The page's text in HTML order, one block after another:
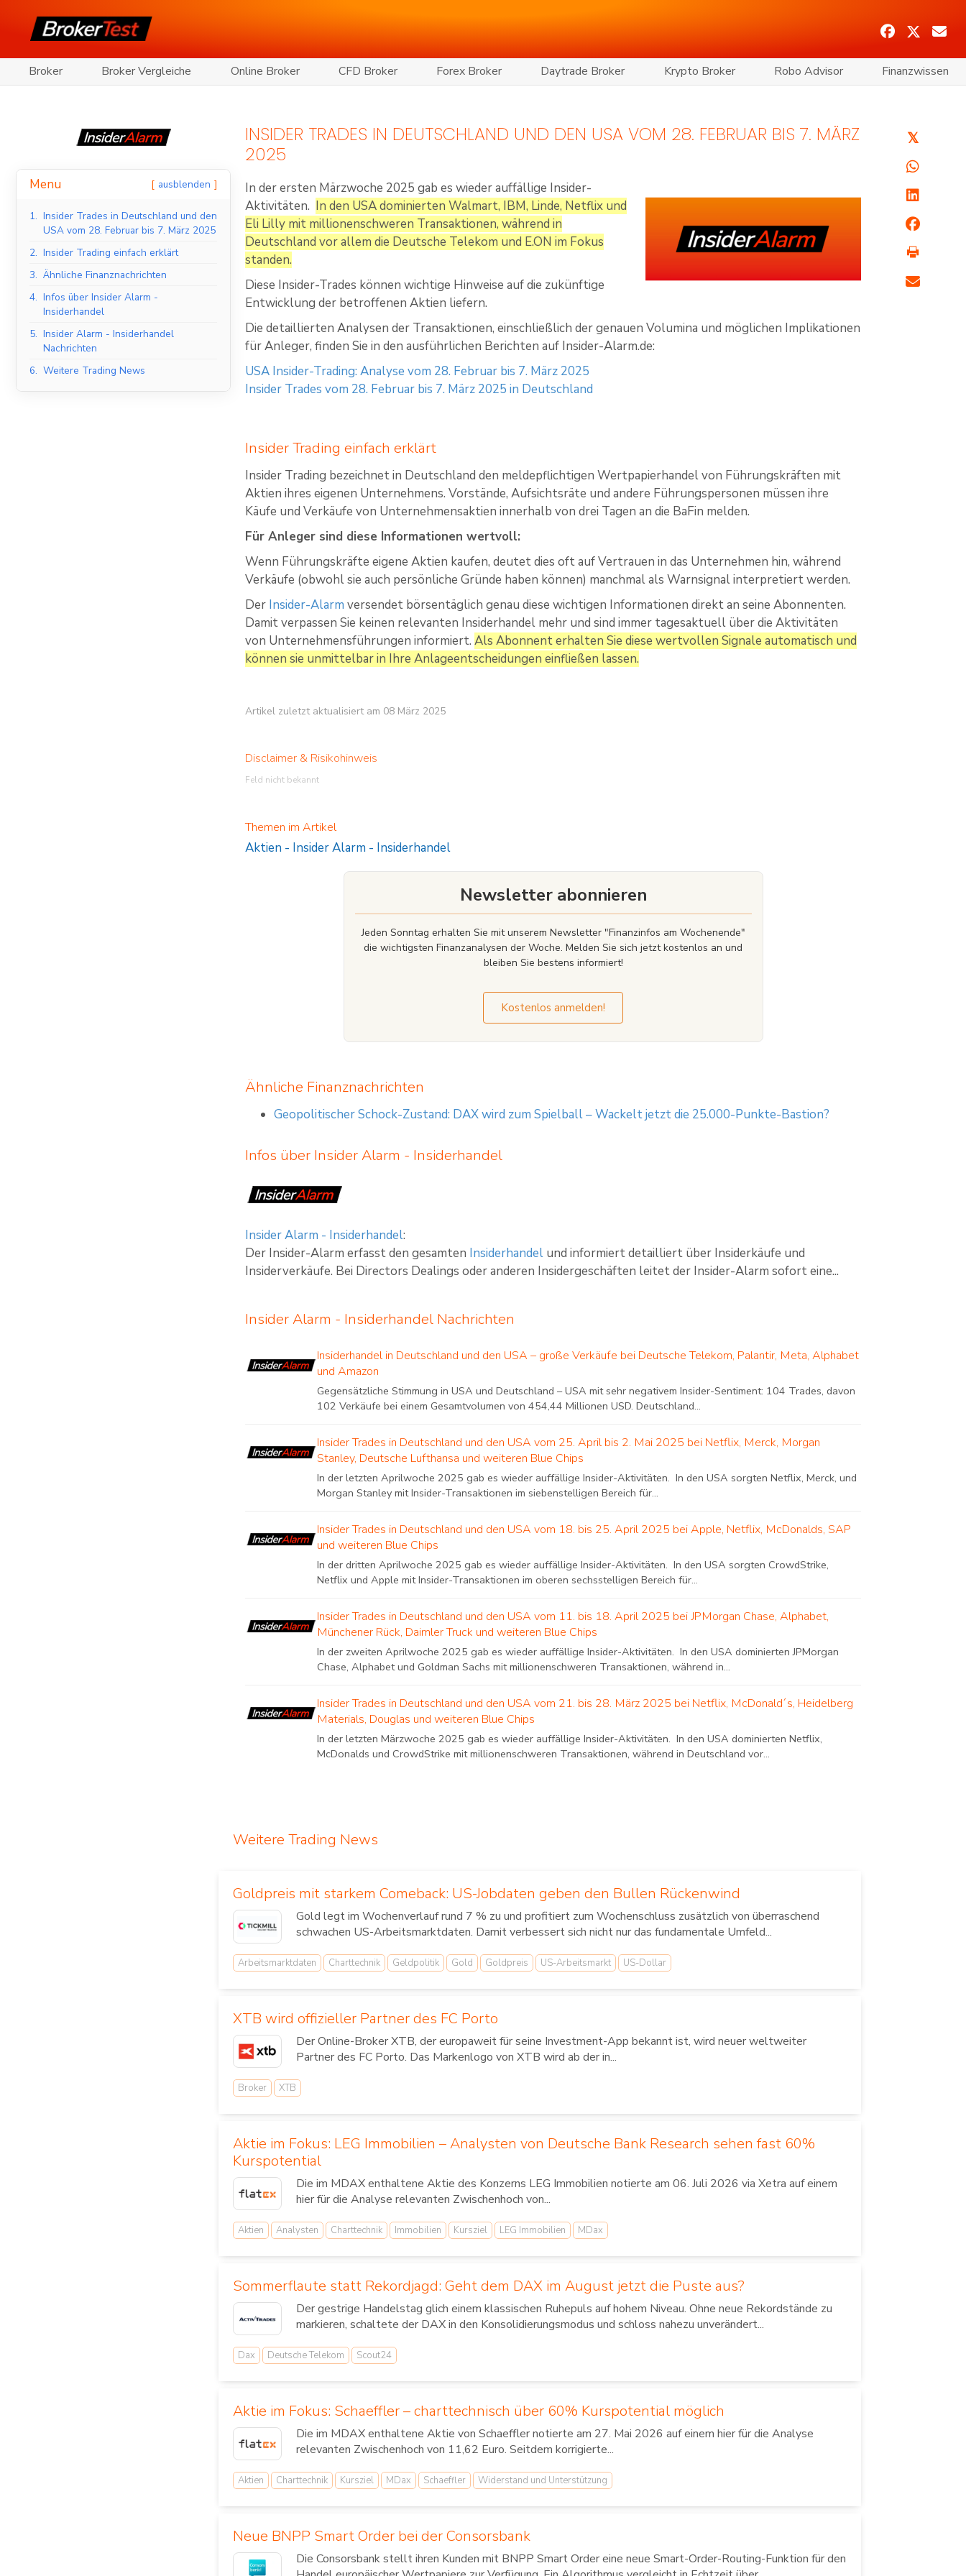
Broker Broker Vergleiche Online Broker CFD Broker Forex Broker Daytrade Broker Krypto Broker Robo Advisor Finanzwissen
Menu ausblenden
1. Insider Trades in Deutschland und den
USA vom 28. Februar bis 7. März 2025
2. Insider Trading einfach erklärt
3. Ähnliche Finanznachrichten
4. Infos über Insider Alarm -
Insiderhandel
5. Insider Alarm - Insiderhandel
Nachrichten
6. Weitere Trading News
INSIDER TRADES IN DEUTSCHLAND UND DEN USA VOM 28. FEBRUAR BIS 7. MÄRZ
2025
In der ersten Märzwoche 2025 gab es wieder auffällige Insider-
Aktivitäten. In den USA dominierten Walmart, IBM, Linde, Netflix und
Eli Lilly mit millionenschweren Transaktionen, während in
Deutschland vor allem die Deutsche Telekom und E.ON im Fokus
standen.
Diese Insider-Trades können wichtige Hinweise auf die zukünftige
Entwicklung der betroffenen Aktien liefern.
Die detaillierten Analysen der Transaktionen, einschließlich der genauen Volumina und möglichen Implikationen
für Anleger, finden Sie in den ausführlichen Berichten auf Insider-Alarm.de:
USA Insider-Trading: Analyse vom 28. Februar bis 7. März 2025
Insider Trades vom 28. Februar bis 7. März 2025 in Deutschland
Insider Trading einfach erklärt
Insider Trading bezeichnet in Deutschland den meldepflichtigen Wertpapierhandel von Führungskräften mit
Aktien ihres eigenen Unternehmens. Vorstände, Aufsichtsräte und andere Führungspersonen müssen ihre
Käufe und Verkäufe von Unternehmensaktien innerhalb von drei Tagen an die BaFin melden.
Für Anleger sind diese Informationen wertvoll:
Wenn Führungskräfte eigene Aktien kaufen, deutet dies oft auf Vertrauen in das Unternehmen hin, während
Verkäufe (obwohl sie auch persönliche Gründe haben können) manchmal als Warnsignal interpretiert werden.
Der Insider-Alarm versendet börsentäglich genau diese wichtigen Informationen direkt an seine Abonnenten.
Damit verpassen Sie keinen relevanten Insiderhandel mehr und sind immer tagesaktuell über die Aktivitäten
von Unternehmensführungen informiert.Als Abonnent erhalten Sie diese wertvollen Signale automatisch und
können sie unmittelbar in Ihre Anlageentscheidungen einfließen lassen.
Artikel zuletzt aktualisiert am 08 März 2025
Disclaimer & Risikohinweis
Feld nicht bekannt
Themen im Artikel
Aktien - Insider Alarm - Insiderhandel
Newsletter abonnieren
Jeden Sonntag erhalten Sie mit unserem Newsletter "Finanzinfos am Wochenende"
die wichtigsten Finanzanalysen der Woche. Melden Sie sich jetzt kostenlos an und
bleiben Sie bestens informiert!
Kostenlos anmelden!
Ähnliche Finanznachrichten
Geopolitischer Schock-Zustand: DAX wird zum Spielball – Wackelt jetzt die 25.000-Punkte-Bastion?
Infos über Insider Alarm - Insiderhandel
Insider Alarm - Insiderhandel:
Der Insider-Alarm erfasst den gesamten Insiderhandel und informiert detailliert über Insiderkäufe und
Insiderverkäufe. Bei Directors Dealings oder anderen Insidergeschäften leitet der Insider-Alarm sofort eine...
Insider Alarm - Insiderhandel Nachrichten
Insiderhandel in Deutschland und den USA – große Verkäufe bei Deutsche Telekom, Palantir, Meta, Alphabet
und Amazon
Gegensätzliche Stimmung in USA und Deutschland – USA mit sehr negativem Insider-Sentiment: 104 Trades, davon
102 Verkäufe bei einem Gesamtvolumen von 454,44 Millionen USD. Deutschland...
Insider Trades in Deutschland und den USA vom 25. April bis 2. Mai 2025 bei Netflix, Merck, Morgan
Stanley, Deutsche Lufthansa und weiteren Blue Chips
In der letzten Aprilwoche 2025 gab es wieder auffällige Insider-Aktivitäten. In den USA sorgten Netflix, Merck, und
Morgan Stanley mit Insider-Transaktionen im siebenstelligen Bereich für...
Insider Trades in Deutschland und den USA vom 18. bis 25. April 2025 bei Apple, Netflix, McDonalds, SAP
und weiteren Blue Chips
In der dritten Aprilwoche 2025 gab es wieder auffällige Insider-Aktivitäten. In den USA sorgten CrowdStrike,
Netflix und Apple mit Insider-Transaktionen im oberen sechsstelligen Bereich für...
Insider Trades in Deutschland und den USA vom 11. bis 18. April 2025 bei JPMorgan Chase, Alphabet,
Münchener Rück, Daimler Truck und weiteren Blue Chips
In der zweiten Aprilwoche 2025 gab es wieder auffällige Insider-Aktivitäten. In den USA dominierten JPMorgan
Chase, Alphabet und Goldman Sachs mit millionenschweren Transaktionen, während in...
Insider Trades in Deutschland und den USA vom 21. bis 28. März 2025 bei Netflix, McDonald´s, Heidelberg
Materials, Douglas und weiteren Blue Chips
In der letzten Märzwoche 2025 gab es wieder auffällige Insider-Aktivitäten. In den USA dominierten Netflix,
McDonalds und CrowdStrike mit millionenschweren Transaktionen, während in Deutschland vor...
𝕏
Weitere Trading News
Goldpreis mit starkem Comeback: US-Jobdaten geben den Bullen Rückenwind
Gold legt im Wochenverlauf rund 7 % zu und profitiert zum Wochenschluss zusätzlich von überraschend
schwachen US-Arbeitsmarktdaten. Damit verbessert sich nicht nur das fundamentale Umfeld...
Arbeitsmarktdaten Charttechnik Geldpolitik Gold Goldpreis US-Arbeitsmarkt US-Dollar
XTB wird offizieller Partner des FC Porto
Der Online-Broker XTB, der europaweit für seine Investment-App bekannt ist, wird neuer weltweiter
Partner des FC Porto. Das Markenlogo von XTB wird ab der in...
Broker XTB
Aktie im Fokus: LEG Immobilien – Analysten von Deutsche Bank Research sehen fast 60%
Kurspotential
Die im MDAX enthaltene Aktie des Konzerns LEG Immobilien notierte am 06. Juli 2026 via Xetra auf einem
hier für die Analyse relevanten Zwischenhoch von...
Aktien Analysten Charttechnik Immobilien Kursziel LEG Immobilien MDax
Sommerflaute statt Rekordjagd: Geht dem DAX im August jetzt die Puste aus?
Der gestrige Handelstag glich einem klassischen Ruhepuls auf hohem Niveau. Ohne neue Rekordstände zu
markieren, schaltete der DAX in den Konsolidierungsmodus und schloss nahezu unverändert...
Dax Deutsche Telekom Scout24
Aktie im Fokus: Schaeffler – charttechnisch über 60% Kurspotential möglich
Die im MDAX enthaltene Aktie von Schaeffler notierte am 27. Mai 2026 auf einem hier für die Analyse
relevanten Zwischenhoch von 11,62 Euro. Seitdem korrigierte...
Aktien Charttechnik Kursziel MDax Schaeffler Widerstand und Unterstützung
Neue BNPP Smart Order bei der Consorsbank
Die Consorsbank stellt ihren Kunden mit BNPP Smart Order eine neue Smart-Order-Routing-Funktion für den